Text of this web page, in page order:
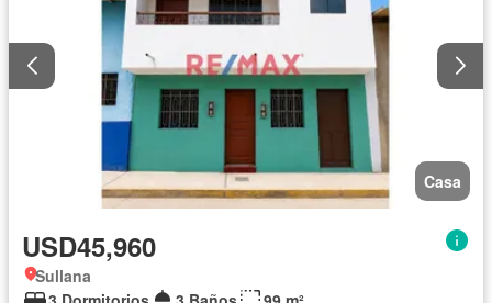
Casa
USD45,960
Sullana